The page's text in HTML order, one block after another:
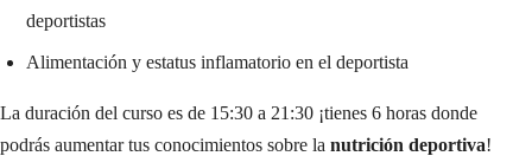
deportistas
Alimentación y estatus inflamatorio en el deportista
La duración del curso es de 15:30 a 21:30 ¡tienes 6 horas donde
podrás aumentar tus conocimientos sobre la nutrición deportiva!